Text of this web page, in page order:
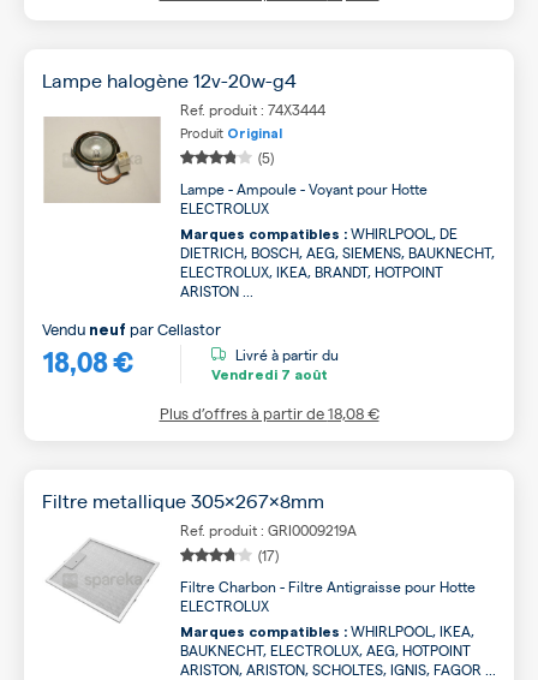
Lampe halogène 12v-20w-g4
Ref. produit : 74X3444
Produit Original
(5)
Lampe - Ampoule - Voyant pour Hotte
ELECTROLUX
Marques compatibles : WHIRLPOOL, DE
DIETRICH, BOSCH, AEG, SIEMENS, BAUKNECHT,
ELECTROLUX, IKEA, BRANDT, HOTPOINT
ARISTON ...
18,08 €
Vendu neuf parCellastor
Livré à partir du
Vendredi 7 août
Plus d’offres à partir de18,08 €
Filtre metallique 305x267x8mm
Ref. produit : GRI0009219A
(17)
Filtre Charbon - Filtre Antigraisse pour Hotte
ELECTROLUX
Marques compatibles : WHIRLPOOL, IKEA,
BAUKNECHT, ELECTROLUX, AEG, HOTPOINT
ARISTON, ARISTON, SCHOLTES, IGNIS, FAGOR ...